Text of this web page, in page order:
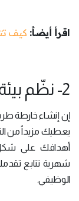
اقرأ أيضاً: كيف
2- نظّم بيئة عملك:
إن إنشاء خارطة
يعطيك مزيداً من
أهدافك على شكل
شهرية تتابع
الوظيفي.